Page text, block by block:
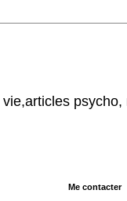
Me contacter